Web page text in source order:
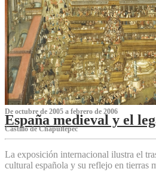
De octubre de 2005 a febrero de 2006
España medieval y el
Castillo de Chapultepec
La exposición internacional ilustra el
cultural española y su reflejo en tierras